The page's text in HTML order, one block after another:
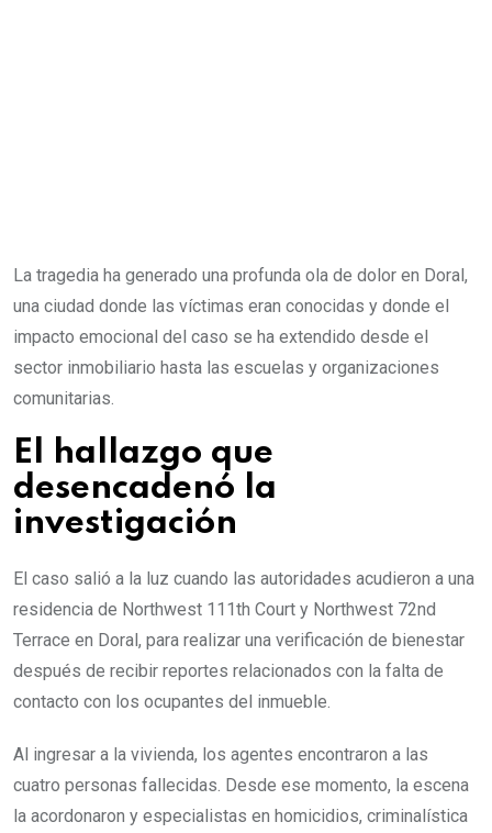
La tragedia ha generado una profunda ola de dolor en Doral,
una ciudad donde las víctimas eran conocidas y donde el
impacto emocional del caso se ha extendido desde el
sector inmobiliario hasta las escuelas y organizaciones
comunitarias.
El hallazgo que
desencadenó la
investigación
El caso salió a la luz cuando las autoridades acudieron a una
residencia de Northwest 111th Court y Northwest 72nd
Terrace en Doral, para realizar una verificación de bienestar
después de recibir reportes relacionados con la falta de
contacto con los ocupantes del inmueble.
Al ingresar a la vivienda, los agentes encontraron a las
cuatro personas fallecidas. Desde ese momento, la escena
la acordonaron y especialistas en homicidios, criminalística